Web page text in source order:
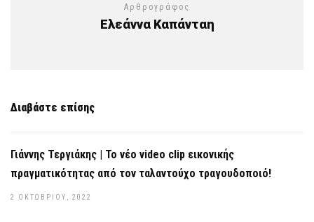
Αρθρογράφος
Ελεάννα Καπάνταη
Διαβάστε επίσης
Γιάννης Τεργιάκης | Το νέο video clip εικονικής
πραγματικότητας από τον ταλαντούχο τραγουδοποιό!
2 ΟΚΤΩΒΡΊΟΥ, 2022